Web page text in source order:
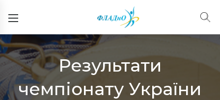
Результати
чемпіонату України